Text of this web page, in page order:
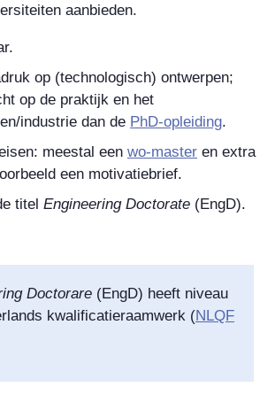
aanbieden.
op (technologisch) ontwerpen;
op de praktijk en het
industrie dan de PhD-opleiding.
meestal een wo-master en extra
een motivatiebrief.
titel Engineering Doctorate (EngD).
Doctorare (EngD) heeft niveau
kwalificatieraamwerk (NLQF